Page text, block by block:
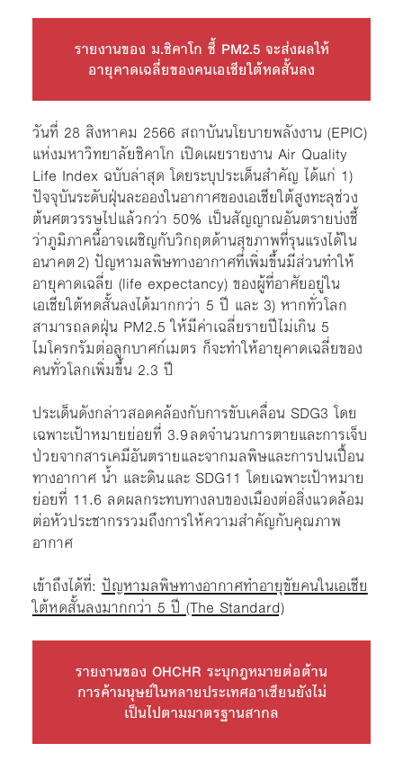
รายงานของ ม.ชิคาโก ชี้ PM2.5 จะส่งผลให้
อายุคาดเฉลี่ยของคนเอเชียใต้หดสั้นลง
วันที่ 28 สิงหาคม 2566 สถาบันนโยบายพลังงาน (EPIC)
แห่งมหาวิทยาลัยชิคาโก เปิดเผยรายงาน Air Quality
Life Index ฉบับล่าสุด โดยระบุประเด็นสำคัญ ได้แก่ 1)
ปัจจุบันระดับฝุ่นละอองในอากาศของเอเชียใต้สูงทะลุช่วง
ต้นศตวรรษไปแล้วกว่า 50% เป็นสัญญาณอันตรายบ่งชี้
ว่าภูมิภาคนี้อาจเผชิญกับวิกฤตด้านสุขภาพที่รุนแรงได้ใน
อนาคต 2) ปัญหามลพิษทางอากาศที่เพิ่มขึ้นมีส่วนทำให้
อายุคาดเฉลี่ย (life expectancy) ของผู้ที่อาศัยอยู่ใน
เอเชียใต้หดสั้นลงได้มากกว่า 5 ปี และ 3) หากทั่วโลก
สามารถลดฝุ่น PM2.5 ให้มีค่าเฉลี่ยรายปีไม่เกิน 5
ไมโครกรัมต่อลูกบาศก์เมตร ก็จะทำให้อายุคาดเฉลี่ยของ
คนทั่วโลกเพิ่มขึ้น 2.3 ปี
ประเด็นดังกล่าวสอดคล้องกับการขับเคลื่อน SDG3 โดย
เฉพาะเป้าหมายย่อยที่ 3.9 ลดจำนวนการตายและการเจ็บ
ป่วยจากสารเคมีอันตรายและจากมลพิษและการปนเปื้อน
ทางอากาศ น้ำ และดิน และ SDG11 โดยเฉพาะเป้าหมาย
ย่อยที่ 11.6 ลดผลกระทบทางลบของเมืองต่อสิ่งแวดล้อม
ต่อหัวประชากรรวมถึงการให้ความสำคัญกับคุณภาพ
อากาศ
เข้าถึงได้ที่:ปัญหามลพิษทางอากาศทำอายุขัยคนในเอเชีย
ใต้หดสั้นลงมากกว่า 5 ปี (The Standard)
รายงานของ OHCHR ระบุกฎหมายต่อต้าน
การค้ามนุษย์ในหลายประเทศอาเซียนยังไม่
เป็นไปตามมาตรฐานสากล